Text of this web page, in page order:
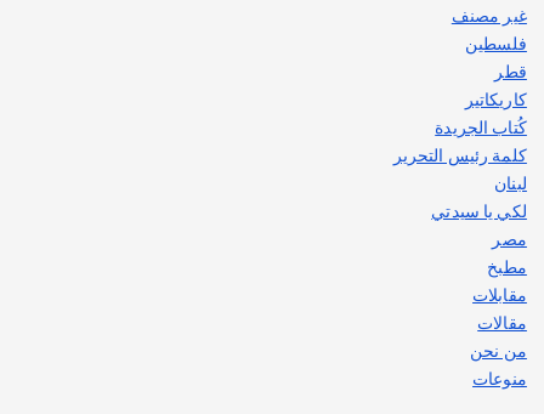
غير مصنف
فلسطين
قطر
كاريكاتير
كُتاب الجريدة
كلمة رئيس التحرير
لبنان
لكي يا سيدتي
مصر
مطبخ
مقابلات
مقالات
من نحن
منوعات